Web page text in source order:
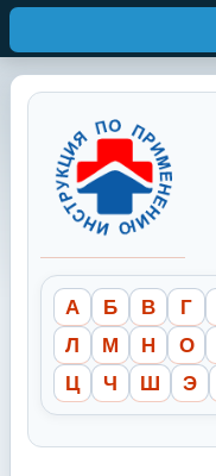
А Б В Г
Л
М Н О
Ц
Ч Ш Э